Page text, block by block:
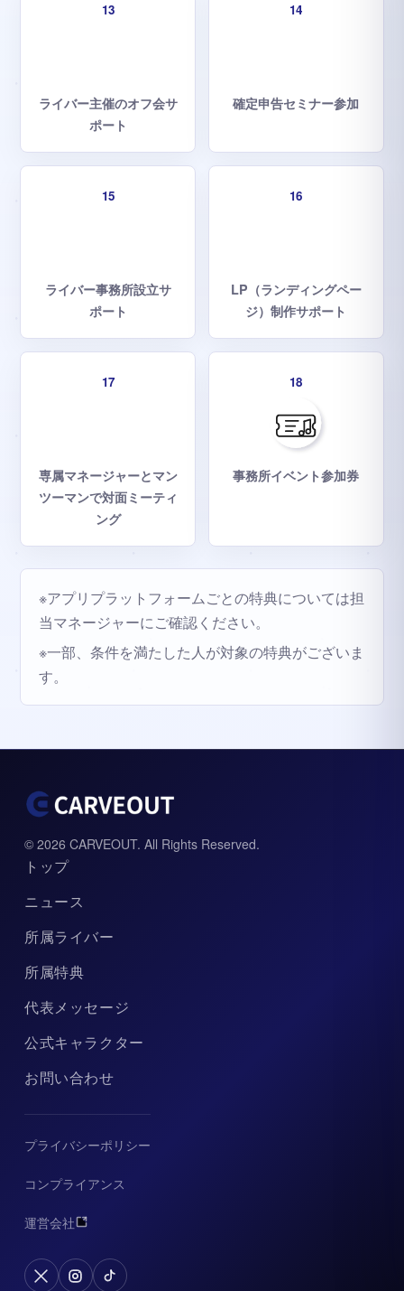
13
ライバー主催のオフ会サ
ポート
14
確定申告セミナー参加
15
ライバー事務所設立サ
ポート
16
LP（ランディングペー
ジ）制作サポート
17
専属マネージャーとマン
ツーマンで対面ミーティ
ング
18
事務所イベント参加券
※アプリプラットフォームごとの特典については担
当マネージャーにご確認ください。
※一部、条件を満たした人が対象の特典がございま
す。
© 2026 CARVEOUT. All Rights Reserved.
トップ
ニュース
所属ライバー
所属特典
代表メッセージ
公式キャラクター
お問い合わせ
プライバシーポリシー
コンプライアンス
運営会社